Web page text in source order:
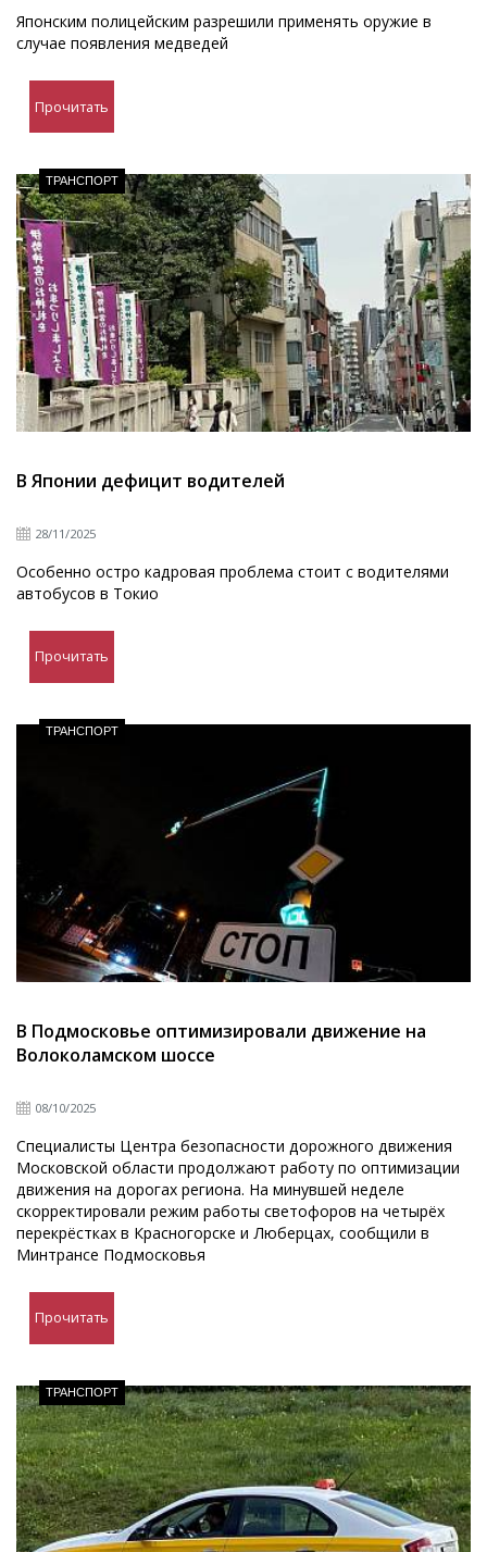
Японским полицейским разрешили применять оружие в
случае появления медведей
Прочитать
ТРАНСПОРТ
В Японии дефицит водителей
28/11/2025
Особенно остро кадровая проблема стоит с водителями
автобусов в Токио
Прочитать
ТРАНСПОРТ
В Подмосковье оптимизировали движение на
Волоколамском шоссе
08/10/2025
Специалисты Центра безопасности дорожного движения
Московской области продолжают работу по оптимизации
движения на дорогах региона. На минувшей неделе
скорректировали режим работы светофоров на четырёх
перекрёстках в Красногорске и Люберцах, сообщили в
Минтрансе Подмосковья
Прочитать
ТРАНСПОРТ